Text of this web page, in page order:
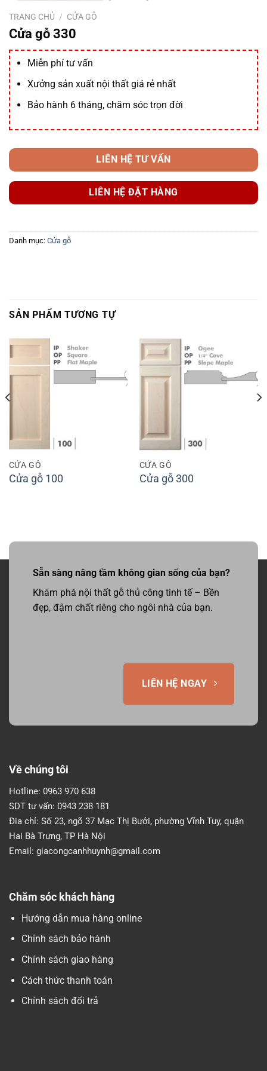
TRANG CHỦ / CỬA GỖ
Cửa gỗ 330
Miễn phí tư vấn
Xưởng sản xuất nội thất giá rẻ nhất
Bảo hành 6 tháng, chăm sóc trọn đời
LIÊN HỆ TƯ VẤN
LIÊN HỆ ĐẶT HÀNG
Danh mục: Cửa gỗ
SẢN PHẨM TƯƠNG TỰ
CỬA GỖ
Cửa gỗ 100
CỬA GỖ
Cửa gỗ 300
Sẵn sàng nâng tầm không gian sống của bạn?
Khám phá nội thất gỗ thủ công tinh tế – Bền
đẹp, đậm chất riêng cho ngôi nhà của bạn.
LIÊN HỆ NGAY
Về chúng tôi
Hotline: 0963 970 638
SDT tư vấn: 0943 238 181
Đia chỉ: Số 23, ngõ 37 Mạc Thị Bưởi, phường Vĩnh Tuy, quận
Hai Bà Trưng, TP Hà Nội
Email: giacongcanhhuynh@gmail.com
Chăm sóc khách hàng
Hướng dẫn mua hàng online
Chính sách bảo hành
Chính sách giao hàng
Cách thức thanh toán
Chính sách đổi trả